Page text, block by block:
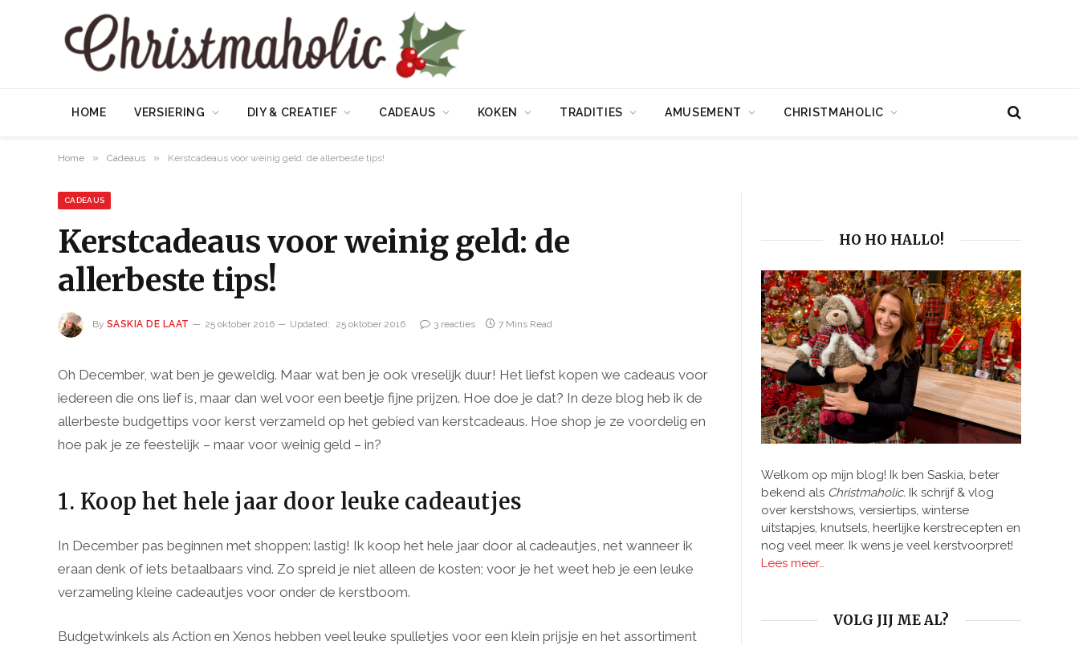
HOME VERSIERING DIY & CREATIEF CADEAUS KOKEN TRADITIES AMUSEMENT CHRISTMAHOLIC
Home » Cadeaus » Kerstcadeaus voor weinig geld: de allerbeste tips!
CADEAUS
Kerstcadeaus voor weinig geld: de
allerbeste tips!
By SASKIA DE LAAT 25 oktober 2016 Updated: 25 oktober 2016 3 reacties 7 Mins Read
Oh December, wat ben je geweldig. Maar wat ben je ook vreselijk duur! Het liefst kopen we cadeaus voor
iedereen die ons lief is, maar dan wel voor een beetje fijne prijzen. Hoe doe je dat? In deze blog heb ik de
allerbeste budgettips voor kerst verzameld op het gebied van kerstcadeaus. Hoe shop je ze voordelig en
hoe pak je ze feestelijk – maar voor weinig geld – in?
1. Koop het hele jaar door leuke cadeautjes
In December pas beginnen met shoppen: lastig! Ik koop het hele jaar door al cadeautjes, net wanneer ik
eraan denk of iets betaalbaars vind. Zo spreid je niet alleen de kosten; voor je het weet heb je een leuke
verzameling kleine cadeautjes voor onder de kerstboom.
Budgetwinkels als Action en Xenos hebben veel leuke spulletjes voor een klein prijsje en het assortiment
HO HO HALLO!
Welkom op mijn blog! Ik ben Saskia, beter
bekend als Christmaholic. Ik schrijf & vlog
over kerstshows, versiertips, winterse
uitstapjes, knutsels, heerlijke kerstrecepten en
nog veel meer. Ik wens je veel kerstvoorpret!
Lees meer…
VOLG JIJ ME AL?